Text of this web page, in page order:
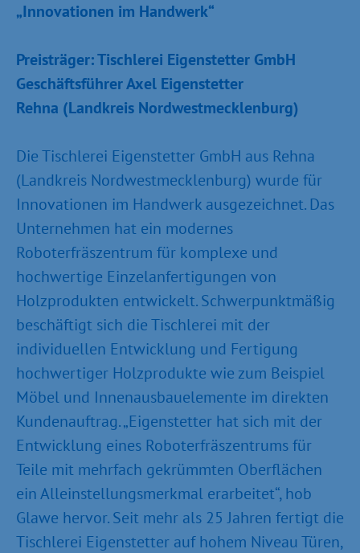
„Innovationen im Handwerk“
Preisträger: Tischlerei Eigenstetter GmbH
Geschäftsführer Axel Eigenstetter
Rehna (Landkreis Nordwestmecklenburg)
Die Tischlerei Eigenstetter GmbH aus Rehna
(Landkreis Nordwestmecklenburg) wurde für
Innovationen im Handwerk ausgezeichnet. Das
Unternehmen hat ein modernes
Roboterfräszentrum für komplexe und
hochwertige Einzelanfertigungen von
Holzprodukten entwickelt. Schwerpunktmäßig
beschäftigt sich die Tischlerei mit der
individuellen Entwicklung und Fertigung
hochwertiger Holzprodukte wie zum Beispiel
Möbel und Innenausbauelemente im direkten
Kundenauftrag. „Eigenstetter hat sich mit der
Entwicklung eines Roboterfräszentrums für
Teile mit mehrfach gekrümmten Oberflächen
ein Alleinstellungsmerkmal erarbeitet“, hob
Glawe hervor. Seit mehr als 25 Jahren fertigt die
Tischlerei Eigenstetter auf hohem Niveau Türen,